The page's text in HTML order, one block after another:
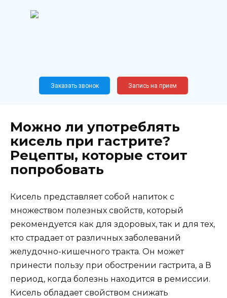
Новослободская, 62, к12
Заказать звонок Запись на прием
Можно ли употреблять
кисель при гастрите?
Рецепты, которые стоит
попробовать
Кисель представляет собой напиток с
множеством полезных свойств, который
рекомендуется как для здоровых, так и для тех,
кто страдает от различных заболеваний
желудочно-кишечного тракта. Он может
принести пользу при обострении гастрита, а В
период, когда болезнь находится в ремиссии.
Кисель обладает свойством снижать